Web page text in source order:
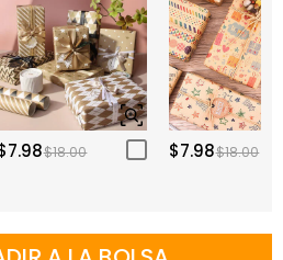
$18.00 $7.98$18.00